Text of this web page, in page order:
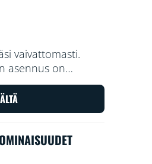
vaivattomasti.
asennus on
ne
johdotusta. Ohjaa
tai WiZ-